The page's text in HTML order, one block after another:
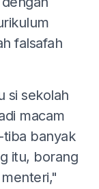
falsafah
si sekolah
macam
tiba banyak
itu, borang